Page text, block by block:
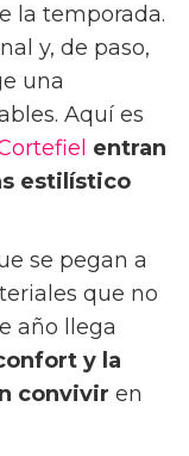
la temporada.
y, de paso,
una
Aquí es
entran
estilístico
se pegan a
que no
año llega
y la
convivir en